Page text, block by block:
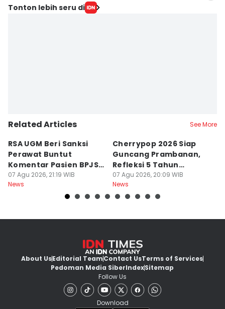
Editor
Tonton lebih seru di
Related Articles See More
RSA UGM Beri Sanksi
Perawat Buntut
Komentar Pasien BPJS
di Medsos
07 Agu 2026, 21:19 WIB
News
Cherrypop 2026 Siap
Guncang Prambanan,
Refleksi 5 Tahun
Perjalanan
07 Agu 2026, 20:09 WIB
News
About UsEditorial TeamContact UsTerms of Services
Pedoman Media SiberIndexSitemap
Follow Us
Download